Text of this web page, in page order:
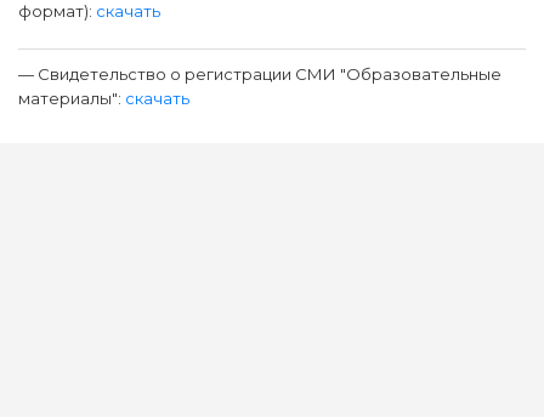
формат): скачать
— Свидетельство о регистрации СМИ "Образовательные
материалы": скачать